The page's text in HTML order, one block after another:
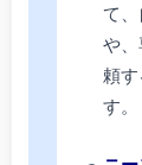
て、
や、
頼す
す。